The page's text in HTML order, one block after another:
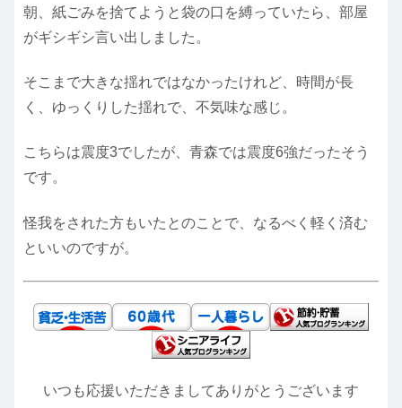
朝、紙ごみを捨てようと袋の口を縛っていたら、部屋
がギシギシ言い出しました。
そこまで大きな揺れではなかったけれど、時間が長
く、ゆっくりした揺れで、不気味な感じ。
こちらは震度3でしたが、青森では震度6強だったそう
です。
怪我をされた方もいたとのことで、なるべく軽く済む
といいのですが。
いつも応援いただきましてありがとうございます